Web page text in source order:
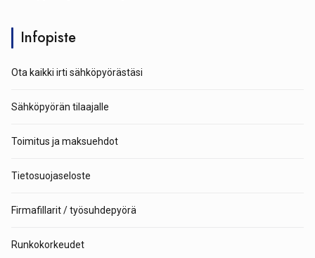
Infopiste
Ota kaikki irti sähköpyörästäsi
Sähköpyörän tilaajalle
Toimitus ja maksuehdot
Tietosuojaseloste
Firmafillarit / työsuhdepyörä
Runkokorkeudet